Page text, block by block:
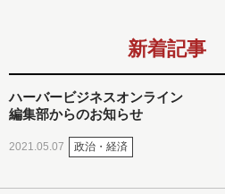
新着記事
ハーバービジネスオンライン
編集部からのお知らせ
2021.05.07 政治・経済